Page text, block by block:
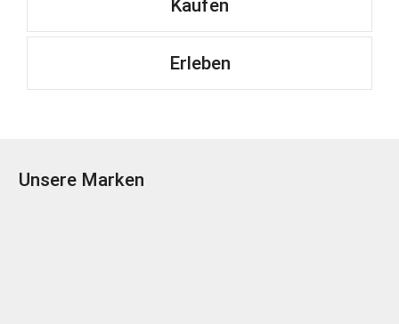
Kaufen
Erleben
Unsere Marken